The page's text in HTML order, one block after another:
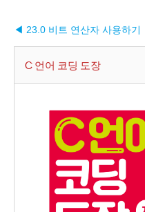
◀ 23.0 비트 연산자 사용하기
C 언어 코딩 도장